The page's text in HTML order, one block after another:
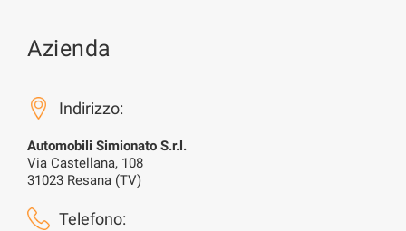
Azienda
Indirizzo:
Automobili Simionato S.r.l.
Via Castellana, 108
31023 Resana (TV)
Telefono: